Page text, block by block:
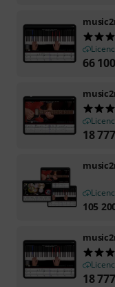
66 100
18 777
105
18 777